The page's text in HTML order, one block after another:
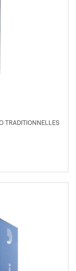
TRADITIONNELLES